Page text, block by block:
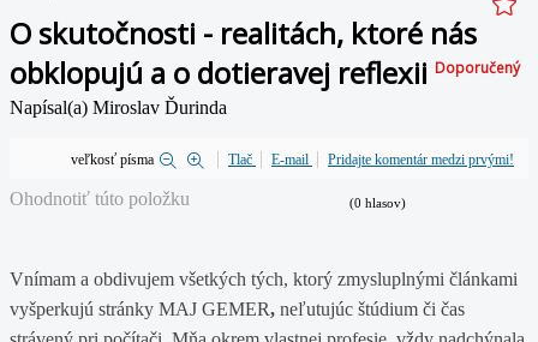
O skutočnosti - realitách, ktoré nás
obklopujú a o dotieravej reflexii Doporučený
Napísal(a) Miroslav Ďurinda
veľkosť písma Tlač E-mail Pridajte komentár medzi prvými!
Ohodnotiť túto položku (0 hlasov)
Vnímam a obdivujem všetkých tých, ktorý zmysluplnými článkami
vyšperkujú stránky MAJ GEMER, neľutujúc štúdium či čas